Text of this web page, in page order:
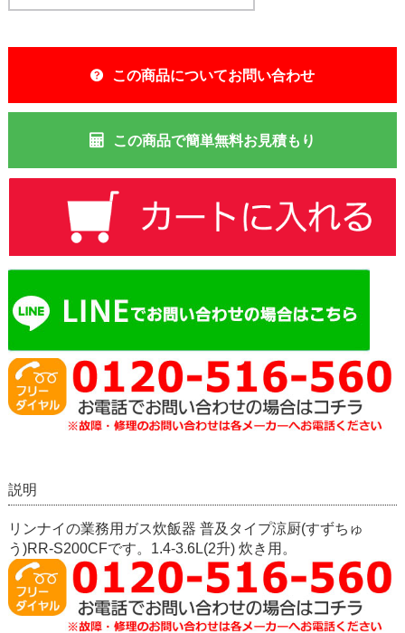
この商品についてお問い合わせ
この商品で簡単無料お見積もり
説明
リンナイの業務用ガス炊飯器 普及タイプ涼厨(すずちゅ
う)RR-S200CFです。1.4-3.6L(2升) 炊き用。